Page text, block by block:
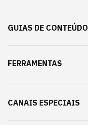
GUIAS DE CONTEÚDO
FERRAMENTAS
CANAIS ESPECIAIS